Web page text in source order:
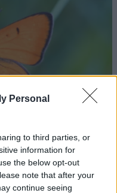
Personal
to third parties, or
information for
the below opt-out
note that after your
continue seeing